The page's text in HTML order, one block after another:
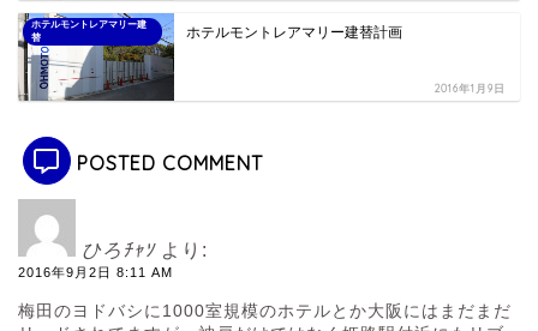
ホテルモントレアマリー建
替
ホテルモントレアマリー建替計画
2016年1月9日
POSTED COMMENT
ひろﾁｬｿ より:
2016年9月2日 8:11 AM
梅田のヨドバシに1000室規模のホテルとか大阪にはまだまだ